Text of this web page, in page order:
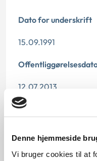
Denne hjemmeside
Vi bruger cookies til at
Dato for underskrift
15.09.1991
12.07.2013
Paragraf
Journalnummer